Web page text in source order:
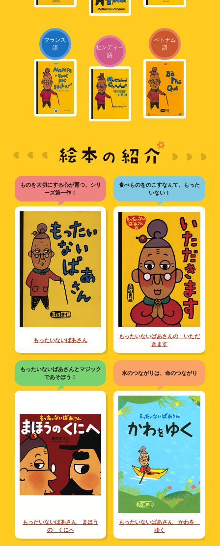
フランス
語
ヒンディー
語
ベトナム
語
ものを大切にする心が育つ、シリ
ーズ第一作！
もったいないばあさん
食べものをのこすなんて、もった
いない！
もったいないばあさんの いただ
きます
もったいないばあさんとマジック
であそぼう！
もったいないばあさん まほう
の くにへ
水のつながりは、命のつながり
もったいないばあさん かわを
ゆく